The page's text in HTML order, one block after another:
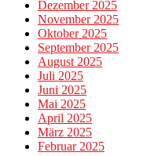
Dezember 2025
November 2025
Oktober 2025
September 2025
August 2025
Juli 2025
Juni 2025
Mai 2025
April 2025
März 2025
Februar 2025